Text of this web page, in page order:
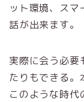
ット環境、ス
話が出来ます。
実際に会う必要
たりもできる。
このような時代